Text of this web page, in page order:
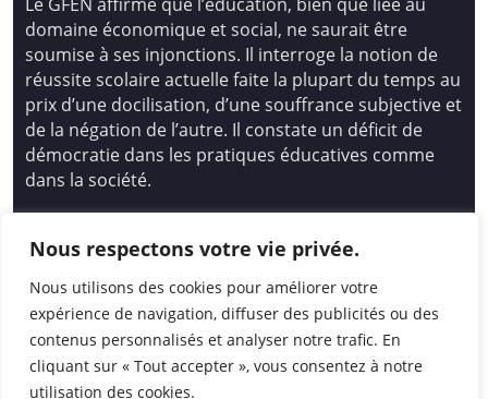
Nous respectons votre vie privée.
Nous utilisons des cookies pour améliorer votre
expérience de navigation, diffuser des publicités ou des
contenus personnalisés et analyser notre trafic. En
cliquant sur « Tout accepter », vous consentez à notre
utilisation des cookies.
domaine économique et social, ne saurait être
soumise à ses injonctions. Il interroge la notion de
réussite scolaire actuelle faite la plupart du temps au
prix d’une docilisation, d’une souffrance subjective et
de la négation de l’autre. Il constate un déficit de
démocratie dans les pratiques éducatives comme
dans la société.
Nouvelle
14 avenue Spinoza 94200 Ivry Sur Seine
01 46 72 53 17 – gfen@gfen.asso.fr